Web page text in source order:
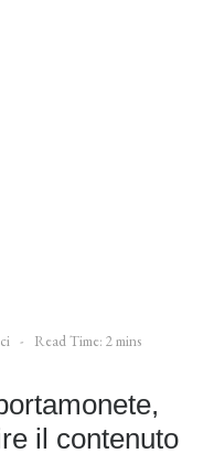
Read Time: 2 mins
il contenuto